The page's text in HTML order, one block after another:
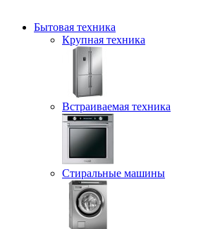
Бытовая техника
Крупная техника
Встраиваемая техника
Стиральные машины